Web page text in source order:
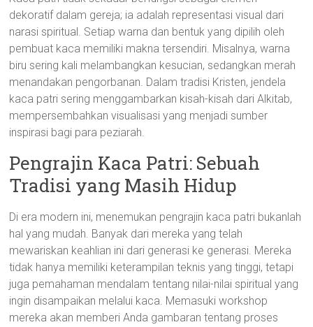
dekoratif dalam gereja; ia adalah representasi visual dari
narasi spiritual. Setiap warna dan bentuk yang dipilih oleh
pembuat kaca memiliki makna tersendiri. Misalnya, warna
biru sering kali melambangkan kesucian, sedangkan merah
menandakan pengorbanan. Dalam tradisi Kristen, jendela
kaca patri sering menggambarkan kisah-kisah dari Alkitab,
mempersembahkan visualisasi yang menjadi sumber
inspirasi bagi para peziarah.
Pengrajin Kaca Patri: Sebuah
Tradisi yang Masih Hidup
Di era modern ini, menemukan pengrajin kaca patri bukanlah
hal yang mudah. Banyak dari mereka yang telah
mewariskan keahlian ini dari generasi ke generasi. Mereka
tidak hanya memiliki keterampilan teknis yang tinggi, tetapi
juga pemahaman mendalam tentang nilai-nilai spiritual yang
ingin disampaikan melalui kaca. Memasuki workshop
mereka akan memberi Anda gambaran tentang proses